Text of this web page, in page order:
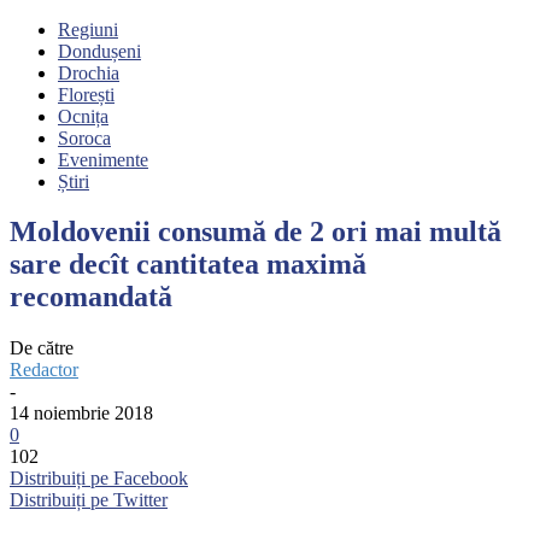
Regiuni
Dondușeni
Drochia
Florești
Ocnița
Soroca
Evenimente
Știri
Moldovenii consumă de 2 ori mai multă
sare decît cantitatea maximă
recomandată
De către
Redactor
-
14 noiembrie 2018
0
102
Distribuiți pe Facebook
Distribuiți pe Twitter